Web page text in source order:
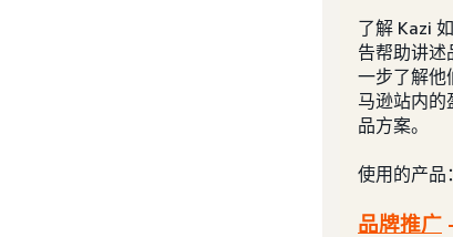
了解 Kazi
告帮助讲述
一步了解他
马逊站内的
品方案。
使用的产品：
品牌推广